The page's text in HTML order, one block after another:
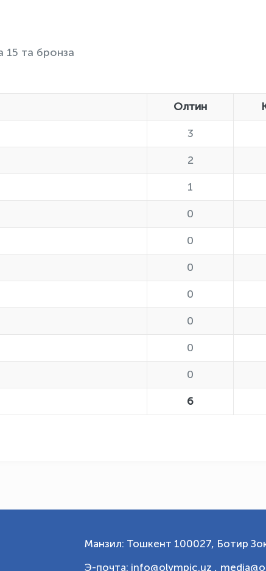
15 та бронза
Олтин
3
2
1
0
0
0
0
0
0
0
6
Манзил: Тошкент 100027, Ботир
Э-почта: info@olympic.uz ,